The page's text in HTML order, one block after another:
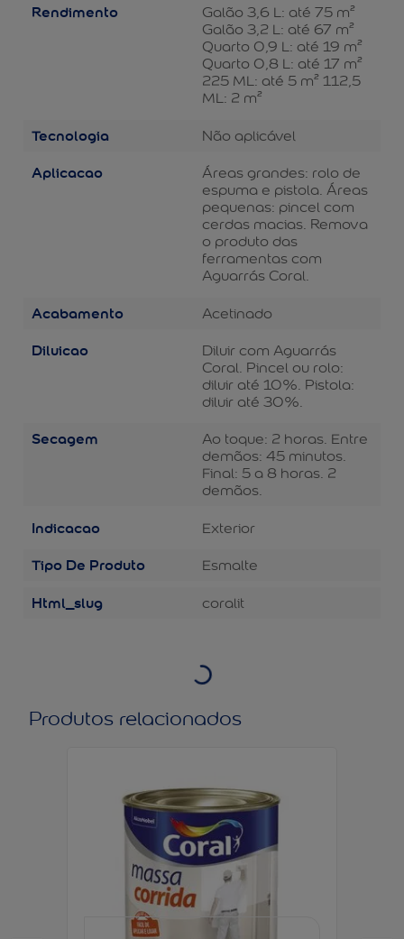
Rendimento
Galão 3,6 L: até 75 m²
Galão 3,2 L: até 67 m²
Quarto 0,9 L: até 19 m²
Quarto 0,8 L: até 17 m²
225 ML: até 5 m² 112,5
ML: 2 m²
Tecnologia Não aplicável
Aplicacao
Áreas grandes: rolo de
espuma e pistola. Áreas
pequenas: pincel com
cerdas macias. Remova
o produto das
ferramentas com
Aguarrás Coral.
Acabamento Acetinado
Diluicao
Diluir com Aguarrás
Coral. Pincel ou rolo:
diluir até 10%. Pistola:
diluir até 30%.
Secagem
Ao toque: 2 horas. Entre
demãos: 45 minutos.
Final: 5 a 8 horas. 2
demãos.
Indicacao Exterior
Tipo De Produto Esmalte
Html_slug coralit
Produtos relacionados